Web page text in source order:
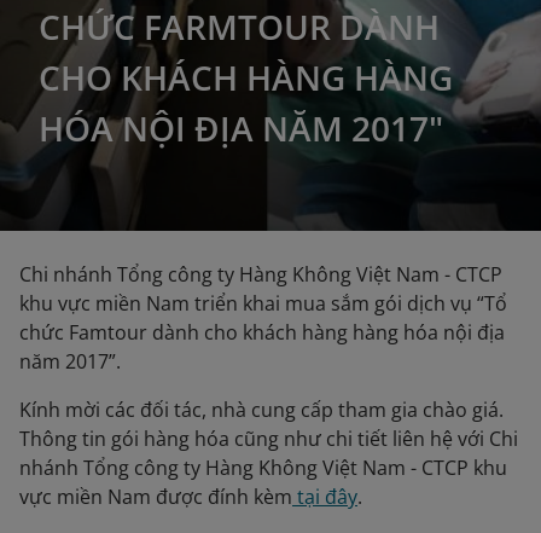
CHỨC FARMTOUR DÀNH
CHO KHÁCH HÀNG HÀNG
HÓA NỘI ĐỊA NĂM 2017"
Chi nhánh Tổng công ty Hàng Không Việt Nam - CTCP
khu vực miền Nam triển khai mua sắm gói dịch vụ “Tổ
chức Famtour dành cho khách hàng hàng hóa nội địa
năm 2017”.
Kính mời các đối tác, nhà cung cấp tham gia chào giá.
Thông tin gói hàng hóa cũng như chi tiết liên hệ với Chi
nhánh Tổng công ty Hàng Không Việt Nam - CTCP khu
vực miền Nam được đính kèm tại đây.